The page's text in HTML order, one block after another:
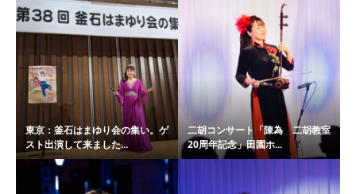
東京：釜石はまゆり会の集い。ゲ
スト出演して来ました...
二胡コンサート「陳為 二胡教室
20周年記念」田園ホ...